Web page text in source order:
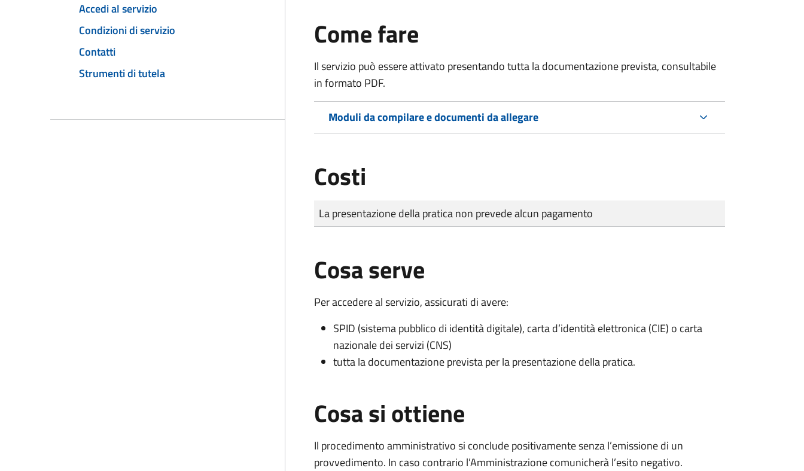
Accedi al servizio
Condizioni di servizio
Contatti
Strumenti di tutela
Come fare
Il servizio può essere attivato presentando tutta la documentazione prevista, consultabile
in formato PDF.
Moduli da compilare e documenti da allegare
Costi
Tipo di pagamento
Importo
La presentazione della pratica non prevede alcun pagamento
Cosa serve
Per accedere al servizio, assicurati di avere:
SPID (sistema pubblico di identità digitale), carta d’identità elettronica (CIE) o carta
nazionale dei servizi (CNS)
tutta la documentazione prevista per la presentazione della pratica.
Cosa si ottiene
Il procedimento amministrativo si conclude positivamente senza l’emissione di un
provvedimento. In caso contrario l’Amministrazione comunicherà l’esito negativo.